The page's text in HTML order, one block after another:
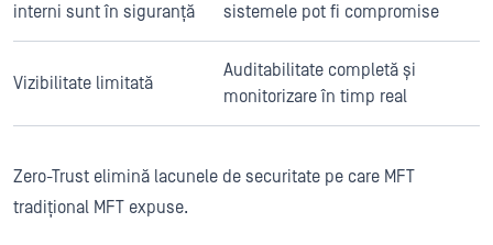
interni sunt în siguranță
sistemele pot fi compromise
Vizibilitate limitată
Auditabilitate completă și
monitorizare în timp real
Zero-Trust elimină lacunele de securitate pe care MFT
tradițional MFT expuse.